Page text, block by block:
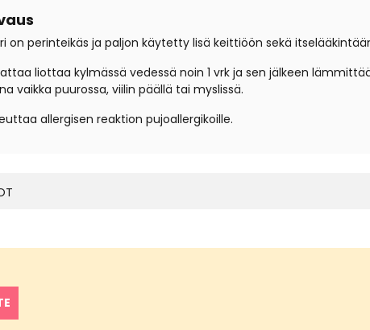
on perinteikäs ja paljon käytetty lisä keittiöön sekä
liottaa kylmässä vedessä noin 1 vrk ja sen jälkeen
vaikka puurossa, viilin päällä tai myslissä.
allergisen reaktion pujoallergikoille.